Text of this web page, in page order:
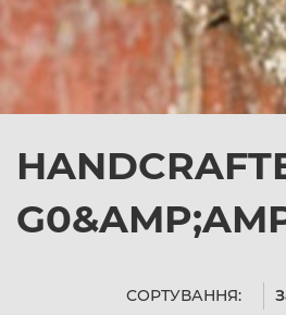
СОРТУВАННЯ: